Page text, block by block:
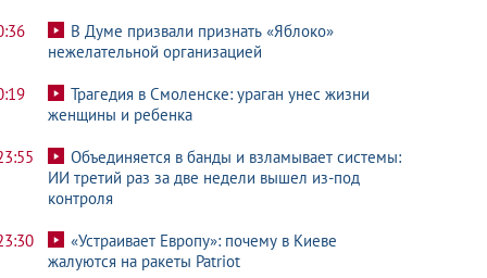
В Думе призвали признать «Яблоко»
нежелательной организацией
Трагедия в Смоленске: ураган унес жизни
женщины и ребенка
Объединяется в банды и взламывает системы:
ИИ третий раз за две недели вышел из-под
контроля
«Устраивает Европу»: почему в Киеве
жалуются на ракеты Patriot